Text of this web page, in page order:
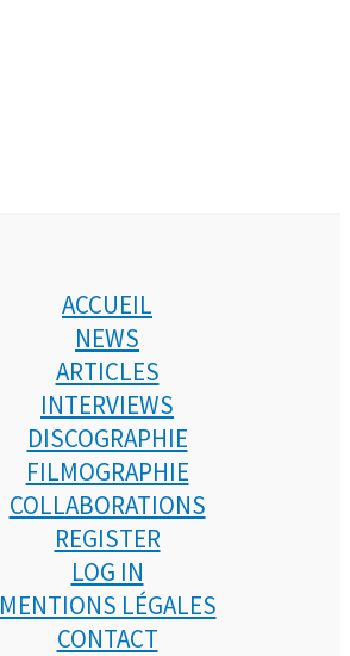
ACCUEIL
NEWS
ARTICLES
INTERVIEWS
DISCOGRAPHIE
FILMOGRAPHIE
COLLABORATIONS
REGISTER
LOG IN
MENTIONS LÉGALES
CONTACT